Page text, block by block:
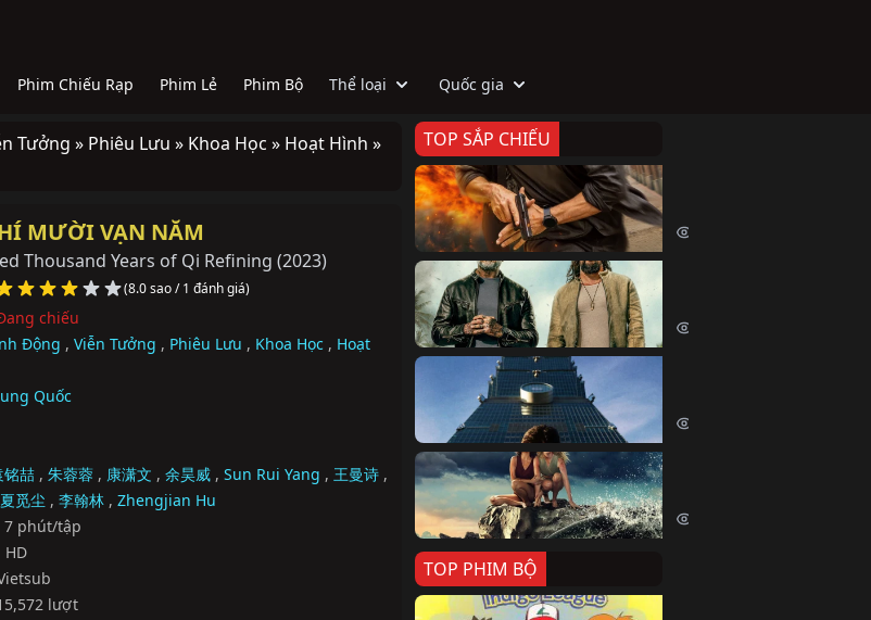
Phim Chiếu Rạp Phim Lẻ Phim Bộ Thể loại Quốc gia
Tưởng » Phiêu Lưu » Khoa Học » Hoạt Hình »
MƯỜI VẠN NĂM
Thousand Years of Qi Refining (2023)
(8.0 sao / 1 đánh giá)
chiếu
Động , Viễn Tưởng , Phiêu Lưu , Khoa Học , Hoạt
Quốc
铭喆 , 朱蓉蓉 , 康潇文 , 余昊威 , Sun Rui Yang , 王曼诗 ,
夏觅尘 , 李翰林 , Zhengjian Hu
7 phút/tập
HD
lượt
TOP SẮP CHIẾU
TOP PHIM BỘ